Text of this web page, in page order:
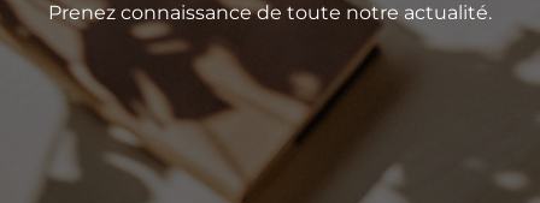
Prenez connaissance de toute notre actualité.